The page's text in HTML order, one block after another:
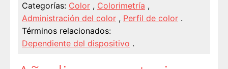
Categorías: Color , Colorimetría ,
Administración del color , Perfil de color .
Términos relacionados:
Dependiente del dispositivo .